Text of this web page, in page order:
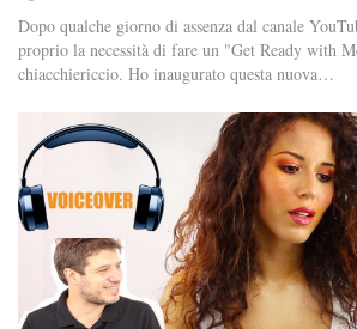
Dopo qualche giorno di assenza dal canale
proprio la necessità di fare un "Get Ready with
chiacchiericcio. Ho inaugurato questa nuova…